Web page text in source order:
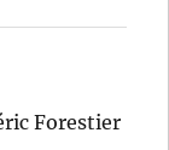
Forestier